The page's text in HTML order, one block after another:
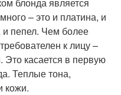
– это и платина, и
и пепел. Чем более
к лицу –
Это касается в первую
Теплые тона,
кожи.